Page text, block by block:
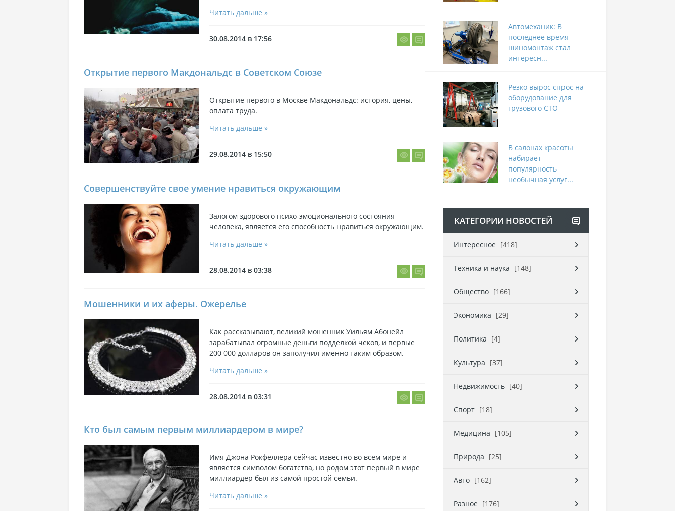
Читать дальше »
30.08.2014 в 17:56
Открытие первого Макдональдс в Советском Союзе
Открытие первого в Москве Макдональдс: история, цены,
оплата труда.
Читать дальше »
29.08.2014 в 15:50
Совершенствуйте свое умение нравиться окружающим
Залогом здорового психо-эмоционального состояния
человека, является его способность нравиться окружающим.
Читать дальше »
28.08.2014 в 03:38
Мошенники и их аферы. Ожерелье
Как рассказывают, великий мошенник Уильям Абонейл
зарабатывал огромные деньги подделкой чеков, и первые
200 000 долларов он заполучил именно таким образом.
Читать дальше »
28.08.2014 в 03:31
Кто был самым первым миллиардером в мире?
Имя Джона Рокфеллера сейчас известно во всем мире и
является символом богатства, но родом этот первый в мире
миллиардер был из самой простой семьи.
Читать дальше »
Автомеханик: В
последнее время
шиномонтаж стал
интересн...
Резко вырос спрос на
оборудование для
грузового СТО
В салонах красоты
набирает
популярность
необычная услуг...
КАТЕГОРИИ НОВОСТЕЙ
Интересное [418]
Техника и наука [148]
Общество [166]
Экономика [29]
Политика [4]
Культура [37]
Недвижимость [40]
Спорт [18]
Медицина [105]
Природа [25]
Авто [162]
Разное [176]